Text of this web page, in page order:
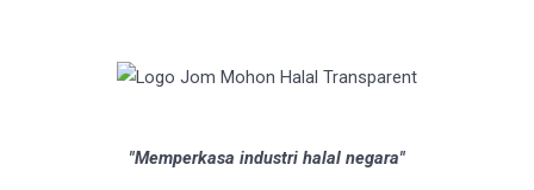
"Memperkasa industri halal negara"